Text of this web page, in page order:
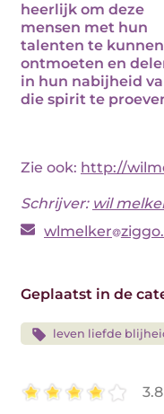
heerlijk om deze
mensen met hun
talenten te kunnen
ontmoeten en
in hun nabijheid
die spirit te
Zie ook: http://
Schrijver: wil
wlmelker
Geplaatst in de
leven liefde